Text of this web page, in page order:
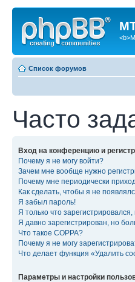
Список форумов
Часто
Вход на конференцию и
Почему я не могу войти?
Зачем мне вообще нужно
Почему мне периодически
Как сделать, чтобы я не
Я забыл пароль!
Я только что
Я давно зарегистрирован, но
Что такое COPPA?
Почему я не могу
Что делает функция «Удалить
Параметры и настройки